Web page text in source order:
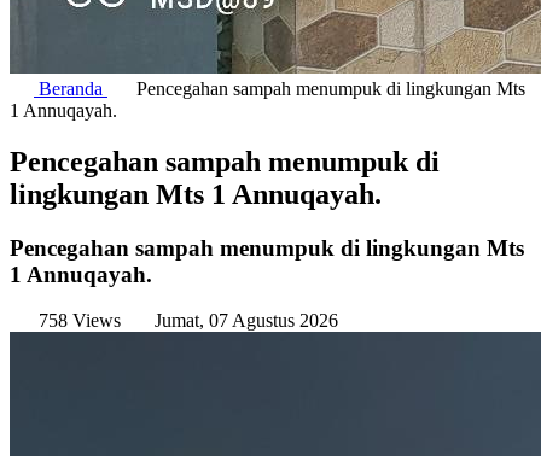
Beranda
Pencegahan sampah menumpuk di lingkungan Mts
1 Annuqayah.
Pencegahan sampah menumpuk di
lingkungan Mts 1 Annuqayah.
Pencegahan sampah menumpuk di lingkungan Mts
1 Annuqayah.
758 Views Jumat, 07 Agustus 2026